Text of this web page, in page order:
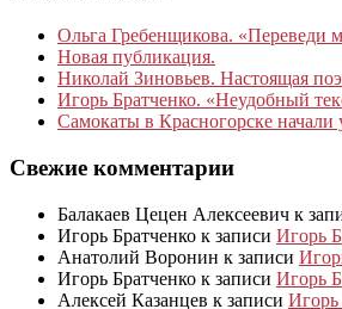
Ольга Гребенщикова. «Переведи
Новая публикация.
Николай Зиновьев. Настоящая
Игорь Братченко. «Неудобный
Самокаты в Красногорске начали
Свежие комментарии
Балакаев Цецен Алексеевич к
Игорь Братченко к записи Игорь
Анатолий Воронин к записи
Игорь Братченко к записи Игорь
Алексей Казанцев к записи Игорь